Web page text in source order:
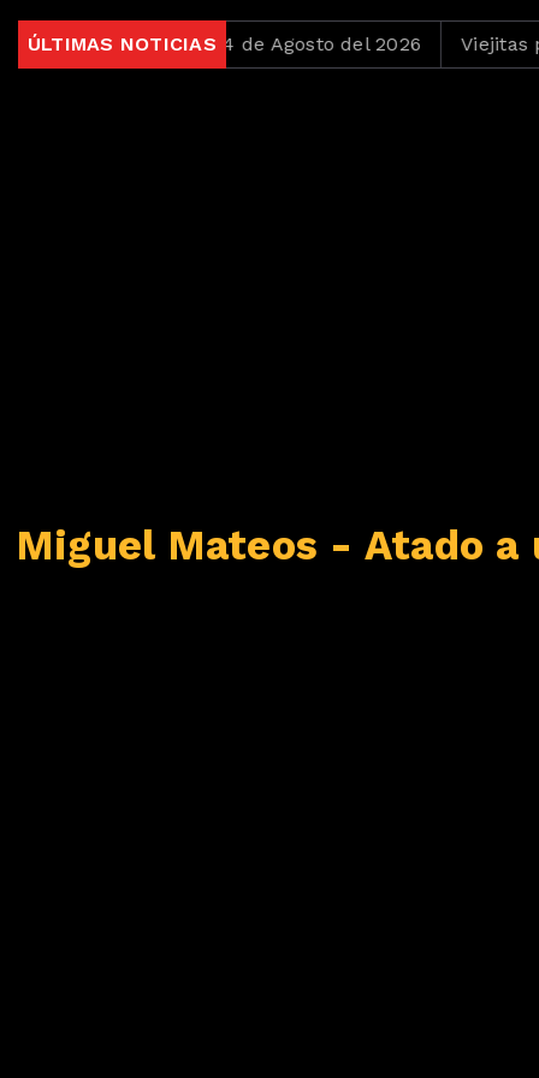
ÚLTIMAS NOTICIAS
del 4 de Agosto del 2026 Viejitas pero
Miguel Mateos - Atado